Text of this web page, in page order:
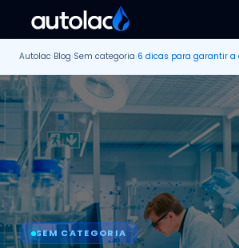
Autolac›Blog›Sem categoria›
SEM CATEGORIA